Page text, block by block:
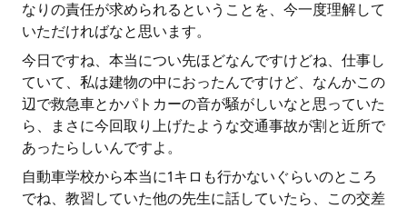
なりの責任が求められるということを、今一度理解して
いただければなと思います。
今日ですね、本当につい先ほどなんですけどね、仕事し
ていて、私は建物の中におったんですけど、なんかこの
辺で救急車とかパトカーの音が騒がしいなと思っていた
ら、まさに今回取り上げたような交通事故が割と近所で
あったらしいんですよ。
自動車学校から本当に1キロも行かないぐらいのところ
でね、教習していた他の先生に話していたら、この交差